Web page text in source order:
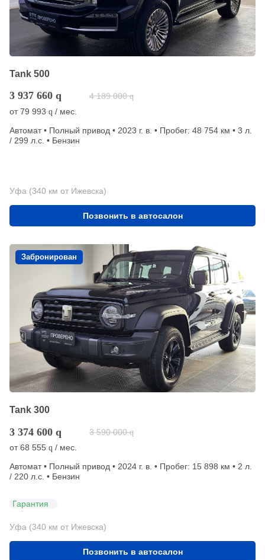
Tank 500
3 937 660 q 4 189 000 q
от79 993 q / мес.
Автомат • Полный привод • 2023 г. в. • Пробег: 48 754 км • 3 л.
/ 299 л.с. • Бензин
Уфа (340 км от Ижевска)
Позвонить в автосалон
Забронирован
Tank 300
3 374 600 q 3 590 000 q
от68 555 q / мес.
Автомат • Полный привод • 2024 г. в. • Пробег: 15 898 км • 2 л.
/ 220 л.с. • Бензин
Гарантия
Уфа (340 км от Ижевска)
Позвонить в автосалон